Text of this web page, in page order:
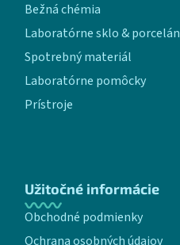
Bežná chémia
Laboratórne sklo & porcelán
Spotrebný materiál
Laboratórne pomôcky
Prístroje
Užitočné informácie
Obchodné podmienky
Ochrana osobných údajov